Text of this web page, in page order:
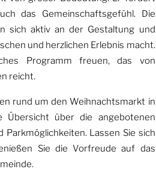
das Gemeinschaftsgefühl. Die
sich aktiv an der Gestaltung und
und herzlichen Erlebnis macht.
Programm freuen, das von
reicht.
rund um den Weihnachtsmarkt in
Übersicht über die angebotenen
Lassen Sie sich
Sie die Vorfreude auf das